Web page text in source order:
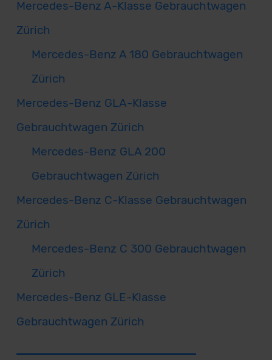
Mercedes-Benz A-Klasse Gebrauchtwagen
Zürich
Mercedes-Benz A 180 Gebrauchtwagen
Zürich
Mercedes-Benz GLA-Klasse
Gebrauchtwagen Zürich
Mercedes-Benz GLA 200
Gebrauchtwagen Zürich
Mercedes-Benz C-Klasse Gebrauchtwagen
Zürich
Mercedes-Benz C 300 Gebrauchtwagen
Zürich
Mercedes-Benz GLE-Klasse
Gebrauchtwagen Zürich